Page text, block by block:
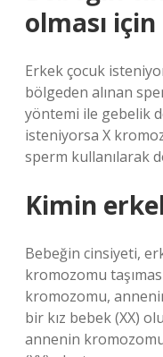
olması
Erkek çocuk
bölgeden alınan
yöntemi ile gebelik
isteniyorsa X
sperm kullanılarak
Kimin
Bebeğin cinsiyeti,
kromozomu
kromozomu,
bir kız bebek (XX)
annenin